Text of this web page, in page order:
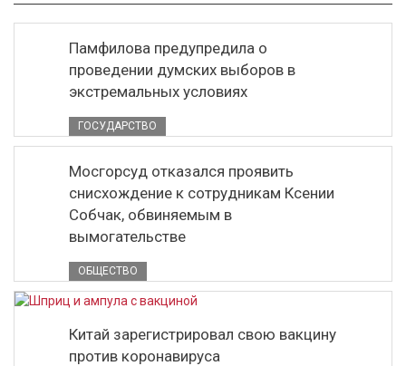
Памфилова предупредила о
проведении думских выборов в
экстремальных условиях
ГОСУДАРСТВО
Мосгорсуд отказался проявить
снисхождение к сотрудникам Ксении
Собчак, обвиняемым в
вымогательстве
ОБЩЕСТВО
Китай зарегистрировал свою вакцину
против коронавируса